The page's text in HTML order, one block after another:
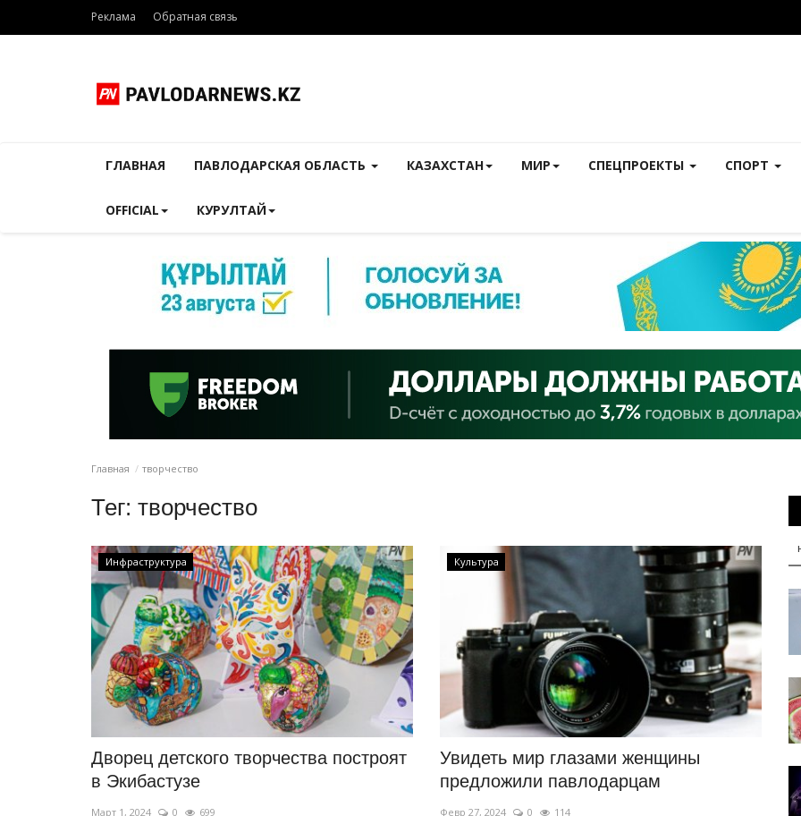
Реклама Обратная связь
ГЛАВНАЯ ПАВЛОДАРСКАЯ ОБЛАСТЬ КАЗАХСТАН МИР СПЕЦПРОЕКТЫ СПОРТ
OFFICIAL КУРУЛТАЙ
Главная творчество
Тег: творчество
Инфраструктура
Дворец детского творчества построят
в Экибастузе
Март 1, 2024 0 699
Культура
Увидеть мир глазами женщины
предложили павлодарцам
Февр 27, 2024 0 114